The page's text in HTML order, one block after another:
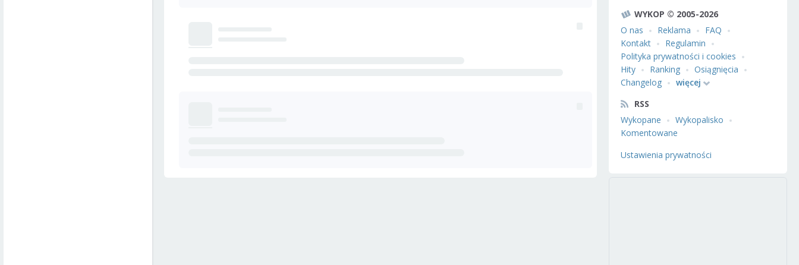
WYKOP © 2005-2026
O nas
Reklama
FAQ
Kontakt
Regulamin
Polityka prywatności i cookies
Hity
Ranking
Osiągnięcia
Changelog
więcej
RSS
Wykopane
Wykopalisko
Komentowane
Ustawienia prywatności